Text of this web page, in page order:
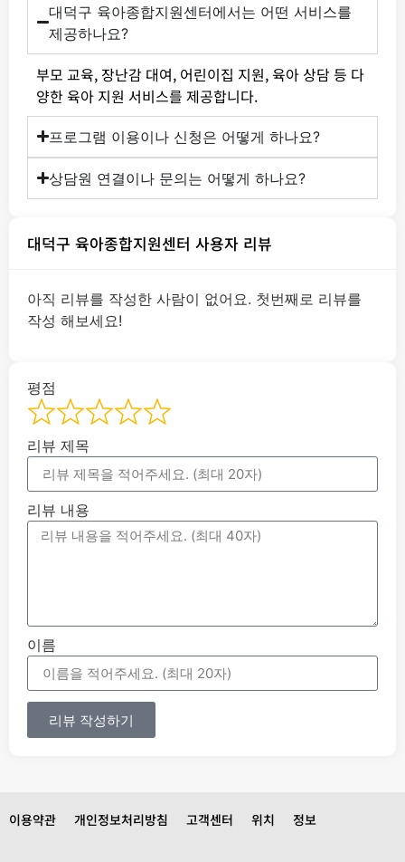
대덕구 육아종합지원센터에서는 어떤 서비스를
제공하나요?
부모 교육, 장난감 대여, 어린이집 지원, 육아 상담 등 다
양한 육아 지원 서비스를 제공합니다.
프로그램 이용이나 신청은 어떻게 하나요?
상담원 연결이나 문의는 어떻게 하나요?
대덕구 육아종합지원센터 사용자 리뷰
아직 리뷰를 작성한 사람이 없어요. 첫번째로 리뷰를
작성 해보세요!
평점
리뷰 제목
리뷰 내용
이름
리뷰 작성하기
이용약관 개인정보처리방침 고객센터 위치 정보